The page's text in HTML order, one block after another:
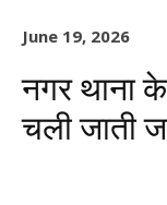
June 19, 2026
नगर थाना
चली जाती